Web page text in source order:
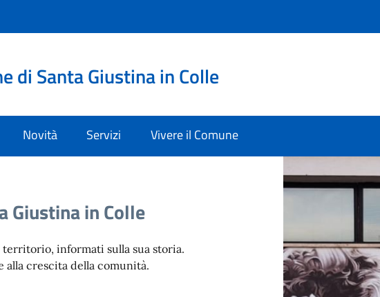
di Santa Giustina in Colle
Novità Servizi Vivere il Comune
Giustina in Colle
territorio, informati sulla sua storia.
alla crescita della comunità.